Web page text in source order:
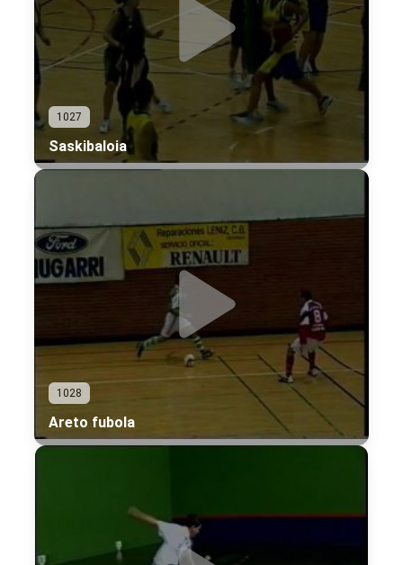
1027
Saskibaloia
1028
Areto fubola